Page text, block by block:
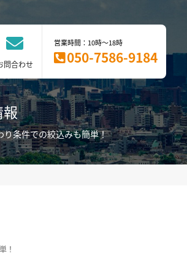
問合わせ
営業時間：10時～18時
050-7586-9184
条件での絞込みも簡単！
！